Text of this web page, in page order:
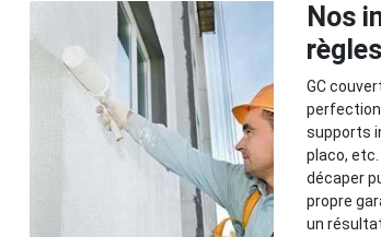
Nos
GC
supports
placo,
décaper
propre
un